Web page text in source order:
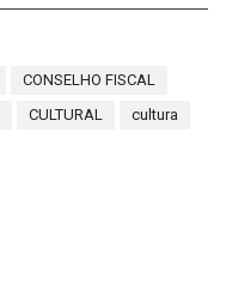
CONSELHO FISCAL
CULTURAL
cultura